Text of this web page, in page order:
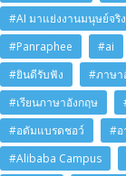
#AI มาแย่งงานมนุษย์จริ
#Panraphee
#ai
#ยินดีรับฟัง
#ภาษา
#เรียนภาษาอังกฤษ
#อดัมแบรดชอว์
#อ
#Alibaba Campus